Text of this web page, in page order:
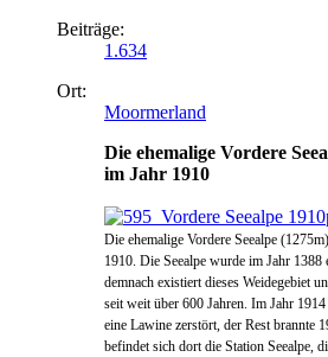
Beiträge:
1.634
Ort:
Moormerland
Die ehemalige Vordere
im Jahr 1910
Die ehemalige Vordere Seealpe
1910. Die Seealpe wurde im Jahr 1388
demnach existiert dieses Weidegebiet
seit weit über 600 Jahren. Im Jahr
eine Lawine zerstört, der Rest brannte
befindet sich dort die Station Seealpe,